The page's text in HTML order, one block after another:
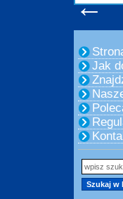
←
Jak